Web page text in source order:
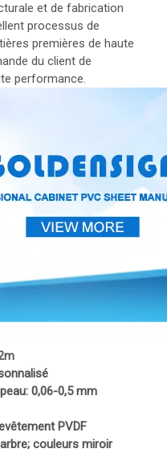
et de fabrication
processus de
premières de haute
du client de
performance.
0,06-0,5 mm
PVDF
couleurs miroir